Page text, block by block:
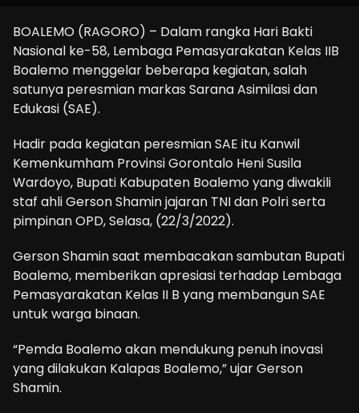
BOALEMO (RAGORO) – Dalam rangka Hari Bakti
Nasional ke-58, Lembaga Pemasyarakatan Kelas IIB
Boalemo menggelar beberapa kegiatan, salah
satunya peresmian markas Sarana Asimilasi dan
Edukasi (SAE).
Hadir pada kegiatan peresmian SAE itu Kanwil
Kemenkumham Provinsi Gorontalo Heni Susila
Wardoyo, Bupati Kabupaten Boalemo yang diwakili
staf ahli Gerson Shamin jajaran TNI dan Polri serta
pimpinan OPD, Selasa, (22/3/2022).
Gerson Shamin saat membacakan sambutan Bupati
Boalemo, memberikan apresiasi terhadap Lembaga
Pemasyarakatan Kelas II B yang membangun SAE
untuk warga binaan.
“Pemda Boalemo akan mendukung penuh inovasi
yang dilakukan Kalapas Boalemo,” ujar Gerson
Shamin.